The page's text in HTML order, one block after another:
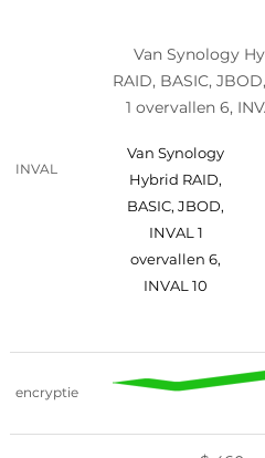
INVAL
Van Synology
RAID, BASIC,
1 overvallen 6,
Van Synology
Hybrid RAID,
BASIC, JBOD,
INVAL 1
overvallen 6,
INVAL 10
encryptie